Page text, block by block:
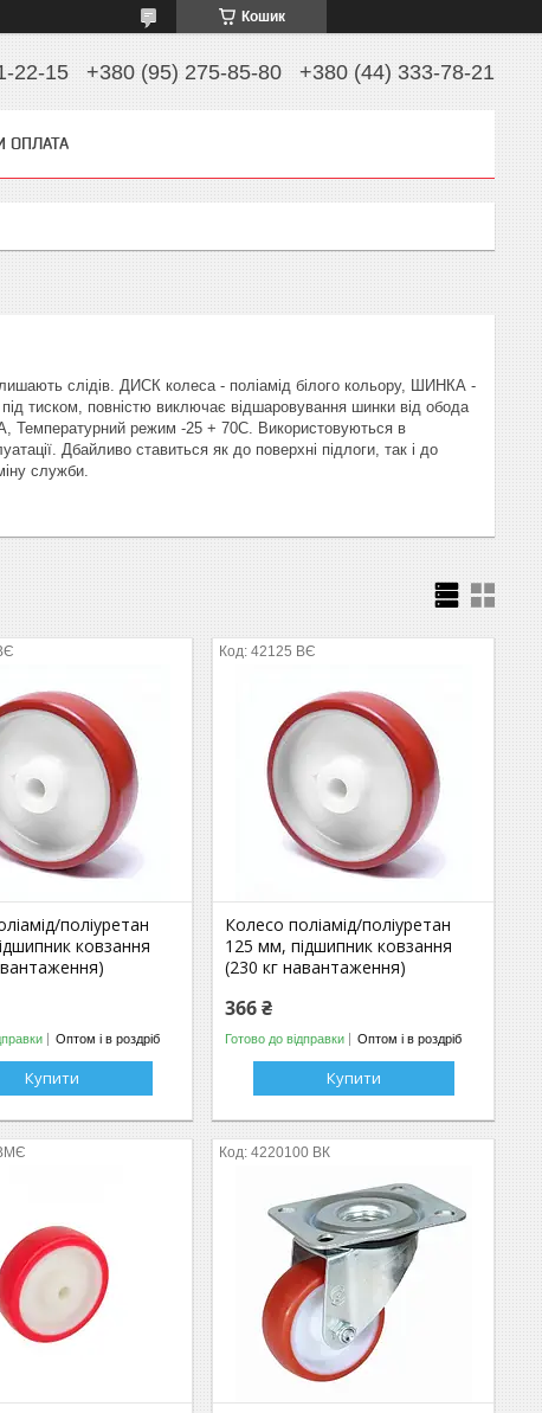
Кошик
22-15 +380 (95) 275-85-80 +380 (44) 333-78-21
ОПЛАТА
слідів. ДИСК колеса - поліамід білого кольору, ШИНКА -
тиском, повністю виключає відшаровування шинки від обода
Температурний режим -25 + 70С. Використовуються в
Дбайливо ставиться як до поверхні підлоги, так і до
служби.
поліуретан
ковзання
Оптом і в роздріб
Купити
42125 ВЄ
Колесо поліамід/поліуретан
125 мм, підшипник ковзання
(230 кг навантаження)
366 ₴
Готово до відправки Оптом і в роздріб
Купити
4220100 ВК